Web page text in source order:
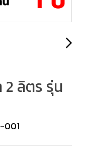
2 ลิตร รุ่น
001